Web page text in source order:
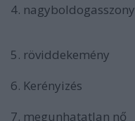
4. nagyboldogasszony
5. röviddekemény
6. Kerényizés
7. megunhatatlan nő